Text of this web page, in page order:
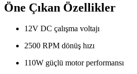
Öne Çıkan Özellikler
12V DC çalışma voltajı
2500 RPM dönüş hızı
110W güçlü motor performansı